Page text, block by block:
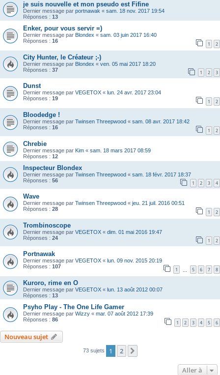
je suis nouvelle et mon pseudo est Fifine
Dernier message par portnawak « sam. 18 nov. 2017 19:54
Réponses : 13
Enker, pour vous servir =)
Dernier message par Blondex « sam. 03 juin 2017 16:40
Réponses : 16 1 2
City Hunter, le Créateur ;-)
Dernier message par Blondex « ven. 05 mai 2017 18:20
Réponses : 37 1 2 3
Dunst
Dernier message par VEGETOX « lun. 24 avr. 2017 23:04
Réponses : 19 1 2
Bloodedge !
Dernier message par Twinsen Threepwood « sam. 08 avr. 2017 18:42
Réponses : 16 1 2
Chrebie
Dernier message par Kim « sam. 18 mars 2017 08:59
Réponses : 12
Inspecteur Blondex
Dernier message par Twinsen Threepwood « sam. 18 févr. 2017 18:37
Réponses : 56 1 2 3 4
Wave
Dernier message par Twinsen Threepwood « jeu. 21 juil. 2016 00:51
Réponses : 28 1 2
Trombinoscope
Dernier message par VEGETOX « dim. 01 mai 2016 19:47
Réponses : 24 1 2
Portnawak
Dernier message par VEGETOX « lun. 09 nov. 2015 20:19
Réponses : 107 1 5 6 7 8
Kuroro, rime en O
Dernier message par VEGETOX « lun. 13 août 2012 00:07
Réponses : 13
Psyho Play - The One Life Gamer
Dernier message par Wizzy « mar. 07 août 2012 17:39
Réponses : 86 1 2 3 4 5 6
Nouveau sujet
73 sujets 1 2
Aller à